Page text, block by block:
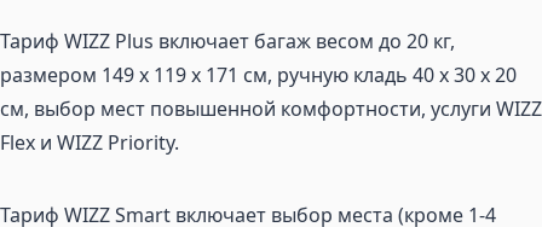
Тариф WIZZ Plus включает багаж весом до 20 кг,
размером 149 x 119 x 171 см, ручную кладь 40 x 30 x 20
см, выбор мест повышенной комфортности, услуги WIZZ
Flex и WIZZ Priority.
Тариф WIZZ Smart включает выбор места (кроме 1-4